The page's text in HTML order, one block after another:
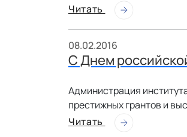
Читать
08.02.2016
С Днем
Администрация
престижных грантов и
Читать